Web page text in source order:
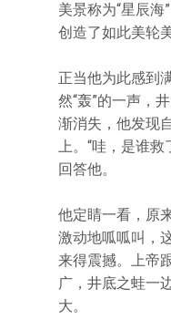
美景称为“星辰海
创造了如此美轮
正当他为此感到
然“轰”的一声，
渐消失，他发现
上。“哇，是谁救
回答他。
他定睛一看，原
激动地呱呱叫，
来得震撼。上帝
广，井底之蛙一
大。